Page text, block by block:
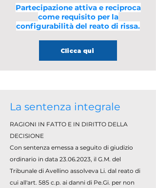
Partecipazione attiva e reciproca
come requisito per la
configurabilità del reato di rissa.
Clicca qui
La sentenza integrale
RAGIONI IN FATTO E IN DIRITTO DELLA
DECISIONE
Con sentenza emessa a seguito di giudizio
ordinario in data 23.06.2023, il G.M. del
Tribunale di Avellino assolveva Li. dal reato di
cui all'art. 585 c.p. ai danni di Pe.Gi. per non